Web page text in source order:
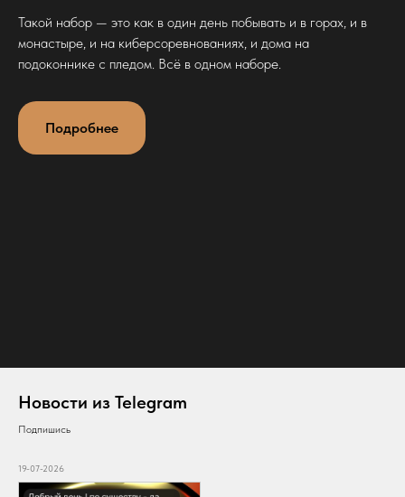
Такой набор — это как в один день побывать и в горах, и в
монастыре, и на киберсоревнованиях, и дома на
подоконнике с пледом. Всё в одном наборе.
Подробнее
Новости из Telegram
Подпишись
19-07-2026